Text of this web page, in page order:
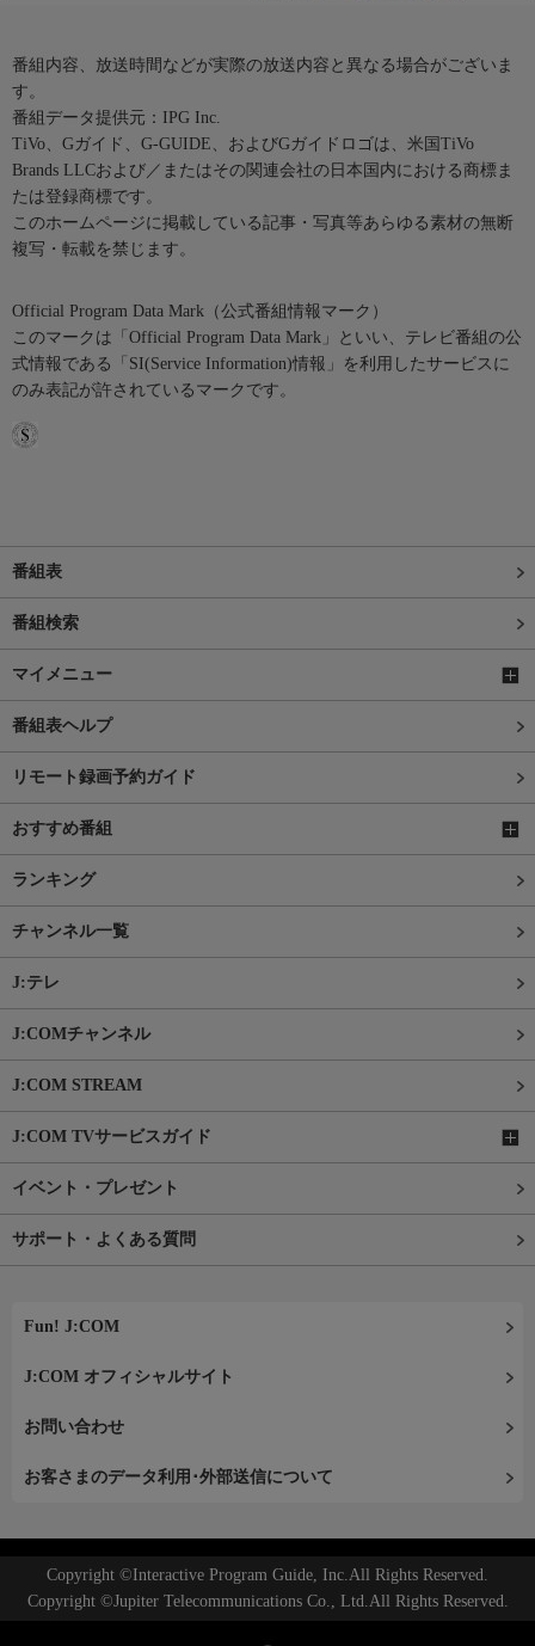
番組内容、放送時間などが実際の放送内容と異なる場合がございま
す。
番組データ提供元：IPG Inc.
TiVo、Gガイド、G-GUIDE、およびGガイドロゴは、米国TiVo
Brands LLCおよび／またはその関連会社の日本国内における商標ま
たは登録商標です。
このホームページに掲載している記事・写真等あらゆる素材の無断
複写・転載を禁じます。
Official Program Data Mark（公式番組情報マーク）
このマークは「Official Program Data Mark」といい、テレビ番組の公
式情報である「SI(Service Information)情報」を利用したサービスに
のみ表記が許されているマークです。
番組表
番組検索
マイメニュー
番組表ヘルプ
リモート録画予約ガイド
おすすめ番組
ランキング
チャンネル一覧
J:テレ
J:COMチャンネル
J:COM STREAM
J:COM TVサービスガイド
イベント・プレゼント
サポート・よくある質問
Fun! J:COM
J:COM オフィシャルサイト
お問い合わせ
お客さまのデータ利用･外部送信について
Copyright ©Interactive Program Guide, Inc.All Rights Reserved.
Copyright ©Jupiter Telecommunications Co., Ltd.All Rights Reserved.